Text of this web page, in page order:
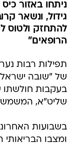
ניתחו באזור
גידול, ונשאר
להתחזק ולטוס
הרופאים"
תפילות רבות
של "שובה
בעקבות חולשתו
שליט"א, המשמש
בשבועות
ומצבו הבריאותי